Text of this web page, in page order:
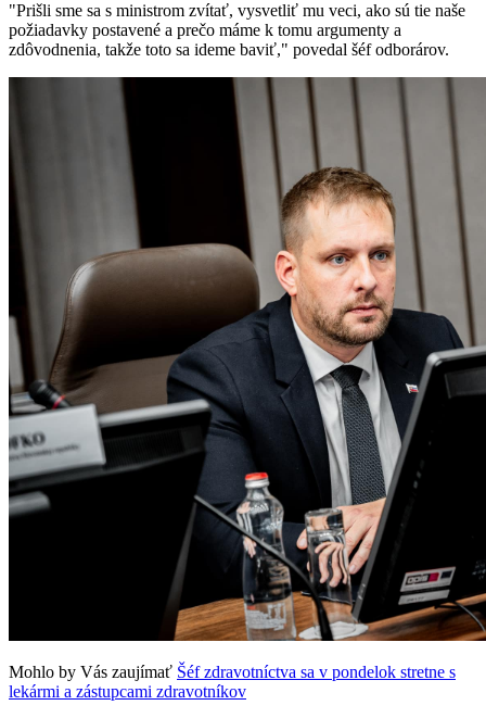
"Prišli sme sa s ministrom zvítať, vysvetliť mu veci, ako sú tie naše
požiadavky postavené a prečo máme k tomu argumenty a
zdôvodnenia, takže toto sa ideme baviť," povedal šéf odborárov.
Mohlo by Vás zaujímať Šéf zdravotníctva sa v pondelok stretne s
lekármi a zástupcami zdravotníkov